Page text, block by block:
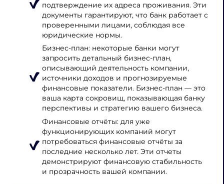
подтверждение их адреса проживания. Эти
документы гарантируют, что банк работает с
проверенными лицами, соблюдая все
юридические нормы.
Бизнес-план: некоторые банки могут
запросить детальный бизнес-план,
описывающий деятельность компании,
источники доходов и прогнозируемые
финансовые показатели. Бизнес-план — это
ваша карта сокровищ, показывающая банку
перспективы и стратегию вашего бизнеса.
Финансовые отчёты: для уже
функционирующих компаний могут
потребоваться финансовые отчёты за
последние несколько лет. Эти отчеты
демонстрируют финансовую стабильность
и прозрачность вашей компании.